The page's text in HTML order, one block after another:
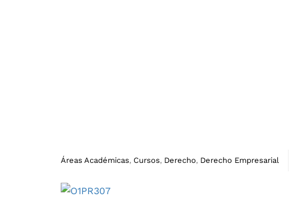
Áreas Académicas, Cursos, Derecho, Derecho Empresarial